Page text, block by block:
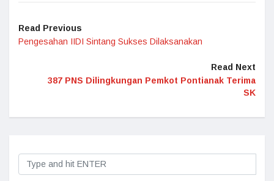
Read Previous
Pengesahan IIDI Sintang Sukses Dilaksanakan
Read Next
387 PNS Dilingkungan Pemkot Pontianak Terima
SK